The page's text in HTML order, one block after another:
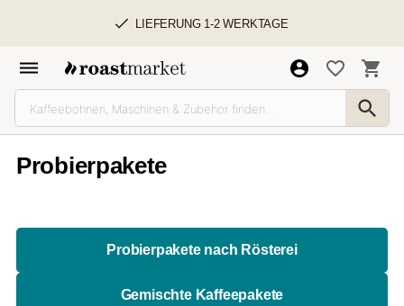
LIEFERUNG 1-2 WERKTAGE
Probierpakete
Probierpakete nach Rösterei
Gemischte Kaffeepakete